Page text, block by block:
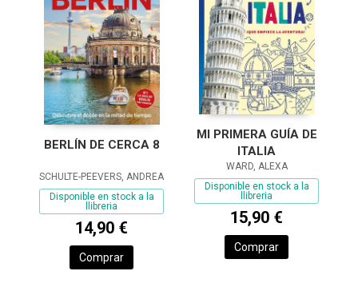
BERLÍN DE CERCA 8
SCHULTE-PEEVERS, ANDREA
Disponible en stock a la
llibreria
14,90 €
Comprar
MI PRIMERA GUÍA DE
ITALIA
WARD, ALEXA
Disponible en stock a la
llibreria
15,90 €
Comprar